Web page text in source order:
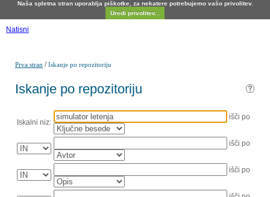
Naša spletna stran uporablja piškotke, za nekatere potrebujemo vašo privolitev.
Uredi privolitev...
Natisni
Prva stran /Iskanje po repozitoriju
Iskanje po repozitoriju
Iskalni niz:
išči po
išči po
išči po